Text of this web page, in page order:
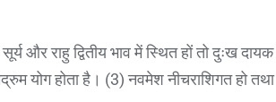
और राहु द्वितीय भाव में स्थित हों तो दुःख
योग होता है। (3) नवमेश नीचराशिगत हो तथा